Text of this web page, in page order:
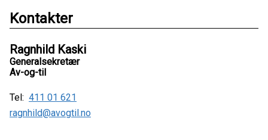
Kontakter
Ragnhild Kaski
Generalsekretær
Av-og-til
Tel: 411 01 621
ragnhild@avogtil.no